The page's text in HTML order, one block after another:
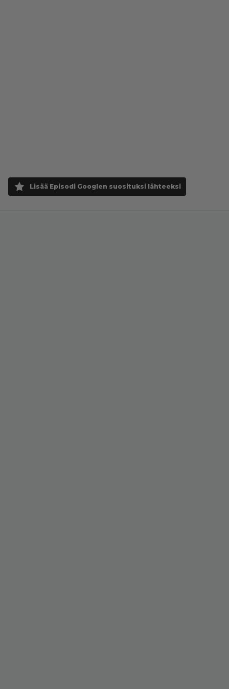
Lisää Episodi Googlen suosituksi lähteeksi